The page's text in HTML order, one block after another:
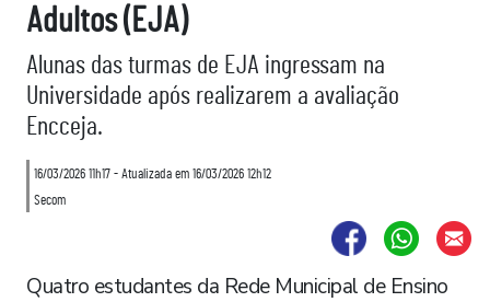
Adultos (EJA)
Alunas das turmas de EJA ingressam na
Universidade após realizarem a avaliação
Encceja.
16/03/2026 11h17 - Atualizada em 16/03/2026 12h12
Secom
Quatro estudantes da Rede Municipal de Ensino